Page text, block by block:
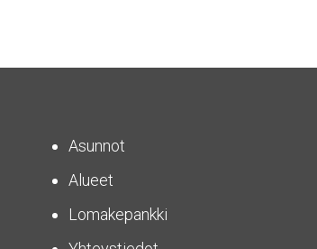
Asunnot
Alueet
Lomakepankki